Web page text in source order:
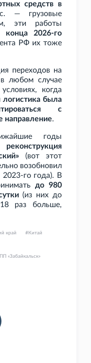
средств в
— грузовые
эти работы
конца 2026-го
РФ их тоже
переходов на
любом случае
когда
логистика была
с
направление.
годы
(вот этот
возобновил
го года). В
до 980
(из них до
раз больше,
край Китай
«Забайкальск»